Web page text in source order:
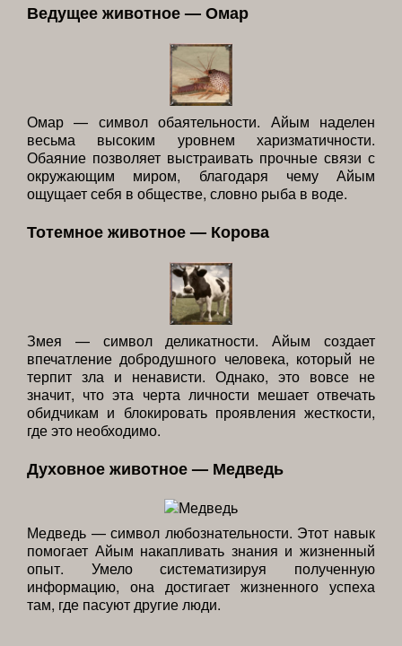
Ведущее животное — Омар
Омар — символ обаятельности. Айым наделен
весьма высоким уровнем харизматичности.
Обаяние позволяет выстраивать прочные связи с
окружающим миром, благодаря чему Айым
ощущает себя в обществе, словно рыба в воде.
Тотемное животное — Корова
Змея — символ деликатности. Айым создает
впечатление добродушного человека, который не
терпит зла и ненависти. Однако, это вовсе не
значит, что эта черта личности мешает отвечать
обидчикам и блокировать проявления жесткости,
где это необходимо.
Духовное животное — Медведь
Медведь — символ любознательности. Этот навык
помогает Айым накапливать знания и жизненный
опыт. Умело систематизируя полученную
информацию, она достигает жизненного успеха
там, где пасуют другие люди.